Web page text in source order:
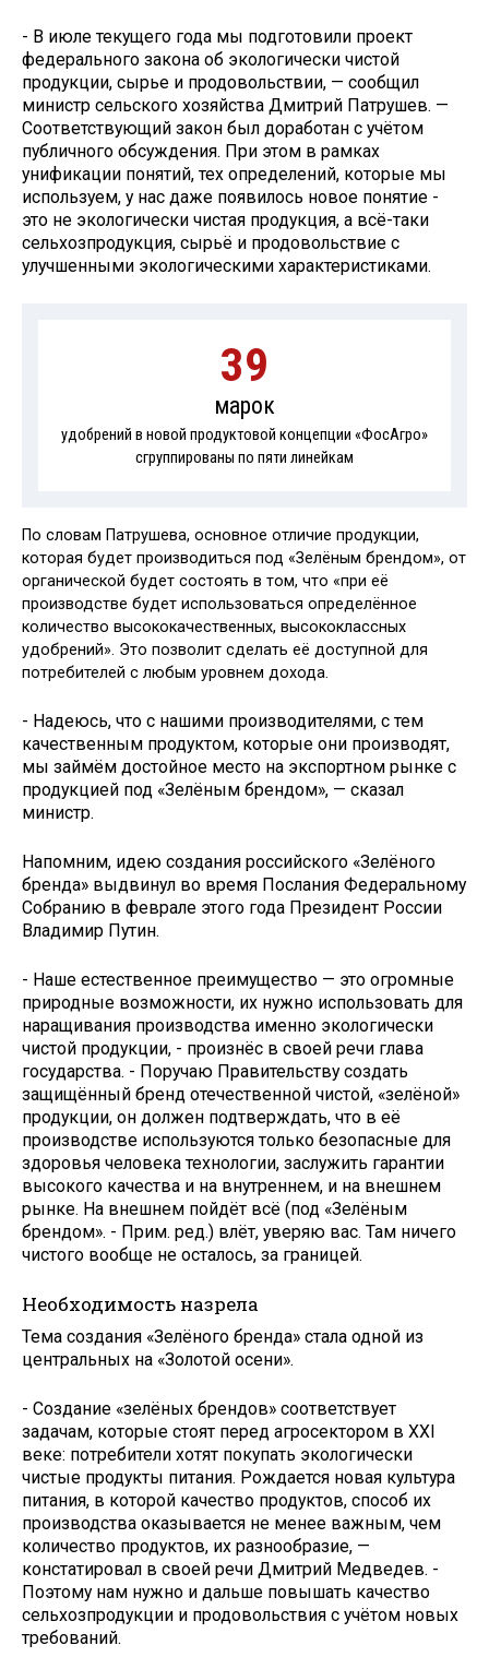
- В июле текущего года мы подготовили проект
федерального закона об экологически чистой
продукции, сырье и продовольствии, — сообщил
министр сельского хозяйства Дмитрий Патрушев. —
Соответствующий закон был доработан с учётом
публичного обсуждения. При этом в рамках
унификации понятий, тех определений, которые мы
используем, у нас даже появилось новое понятие -
это не экологически чистая продукция, а всё-таки
сельхозпродукция, сырьё и продовольствие с
улучшенными экологическими характеристиками.
39
марок
удобрений в новой продуктовой концепции «ФосАгро»
сгруппированы по пяти линейкам
По словам Патрушева, основное отличие продукции,
которая будет производиться под «Зелёным брендом», от
органической будет состоять в том, что «при её
производстве будет использоваться определённое
количество высококачественных, высококлассных
удобрений». Это позволит сделать её доступной для
потребителей с любым уровнем дохода.
- Надеюсь, что с нашими производителями, с тем
качественным продуктом, которые они производят,
мы займём достойное место на экспортном рынке с
продукцией под «Зелёным брендом», — сказал
министр.
Напомним, идею создания российского «Зелёного
бренда» выдвинул во время Послания Федеральному
Собранию в феврале этого года Президент России
Владимир Путин.
- Наше естественное преимущество — это огромные
природные возможности, их нужно использовать для
наращивания производства именно экологически
чистой продукции, - произнёс в своей речи глава
государства. - Поручаю Правительству создать
защищённый бренд отечественной чистой, «зелёной»
продукции, он должен подтверждать, что в её
производстве используются только безопасные для
здоровья человека технологии, заслужить гарантии
высокого качества и на внутреннем, и на внешнем
рынке. На внешнем пойдёт всё (под «Зелёным
брендом». - Прим. ред.) влёт, уверяю вас. Там ничего
чистого вообще не осталось, за границей.
Необходимость назрела
Тема создания «Зелёного бренда» стала одной из
центральных на «Золотой осени».
- Создание «зелёных брендов» соответствует
задачам, которые стоят перед агросектором в XXI
веке: потребители хотят покупать экологически
чистые продукты питания. Рождается новая культура
питания, в которой качество продуктов, способ их
производства оказывается не менее важным, чем
количество продуктов, их разнообразие, —
констатировал в своей речи Дмитрий Медведев. -
Поэтому нам нужно и дальше повышать качество
сельхозпродукции и продовольствия с учётом новых
требований.